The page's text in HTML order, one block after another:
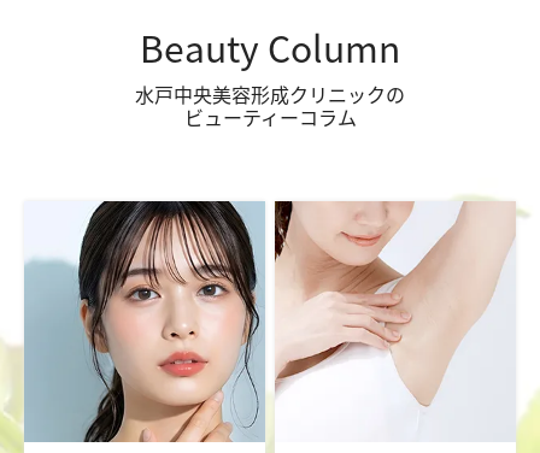
Beauty Column
水戸中央美容形成クリニックの
ビューティーコラム